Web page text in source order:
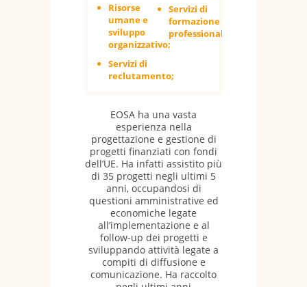
Risorse
umane e
sviluppo
organizzativo;
Servizi di
reclutamento;
Servizi di
formazione
professionale.
EOSA ha una vasta
esperienza nella
progettazione e gestione di
progetti finanziati con fondi
dell’UE. Ha infatti assistito più
di 35 progetti negli ultimi 5
anni, occupandosi di
questioni amministrative ed
economiche legate
all’implementazione e al
follow-up dei progetti e
sviluppando attività legate a
compiti di diffusione e
comunicazione. Ha raccolto